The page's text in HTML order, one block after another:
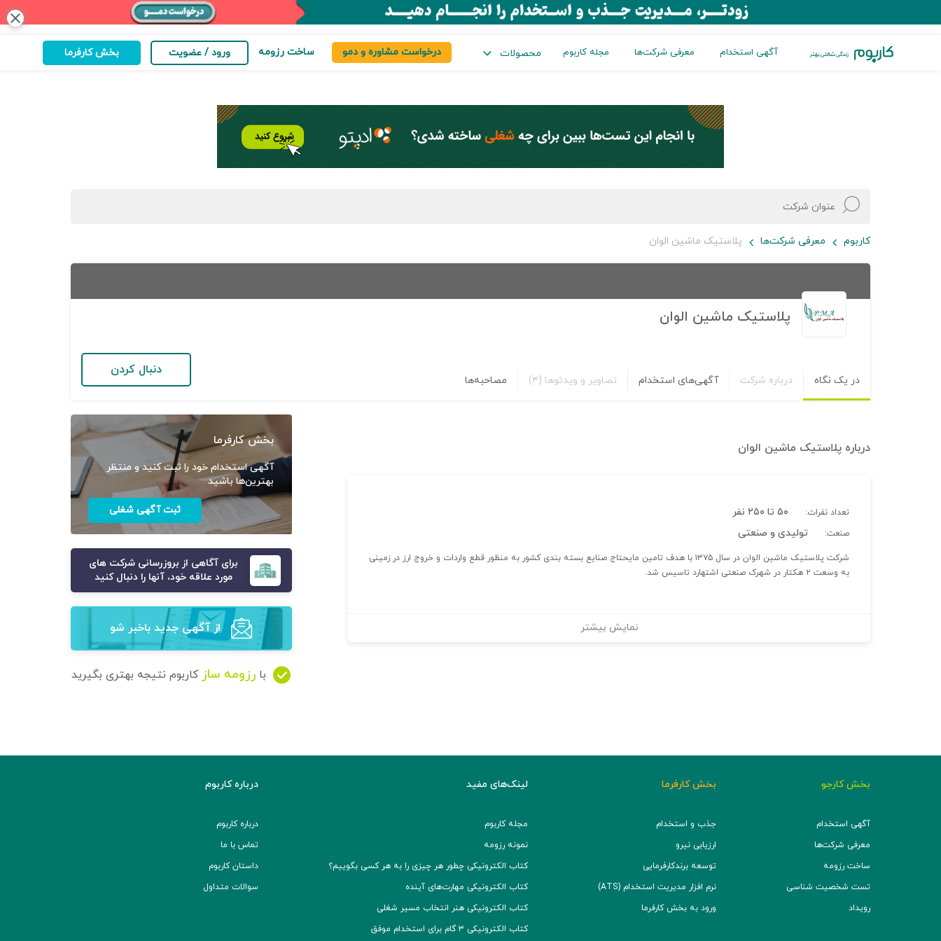
close
آگهی استخدام معرفی شرکت‌ها مجله کاربوم محصولات درخواست مشاوره و دمو ساخت رزومه ورود / عضویت بخش کارفرما
کاربوم معرفی شرکت‌ها پلاستیک ماشین الوان
پلاستیک ماشین الوان
در یک نگاه درباره شرکت آگهی‌های استخدام تصاویر و ویدئوها (۴) مصاحبه‌ها
دنبال کردن
درباره پلاستیک ماشین الوان
تعداد نفرات: ۵۰ تا ۲۵۰ نفر
صنعت: تولیدی و صنعتی
شرکت پلاستیک ماشین الوان در سال ۱۳۷۵ با هدف تامین مایحتاج صنایع بسته بندی کشور به منظور قطع واردات و خروج ارز در زمینی
به وسعت ۲ هکتار در شهرک صنعتی اشتهارد تاسیس شد.
نمایش بیشتر
بخش کارفرما
آگهی استخدام خود را ثبت کنید و منتظر
بهترین‌ها باشید
ثبت آگهی شغلی
برای آگاهی از بروزرسانی شرکت های
مورد علاقه خود، آنها را دنبال کنید
از آگهی‌ جدید باخبر شو
با رزومه ساز کاربوم نتیجه بهتری بگیرید
بخش کارجو
آگهی استخدام
معرفی شرکت‌ها
ساخت رزومه
تست شخصیت شناسی
رویداد
بخش کارفرما
جذب و استخدام
ارزیابی نیرو
توسعه برند‌کارفرمایی
نرم افزار مدیریت استخدام (ATS)
ورود به بخش کارفرما
لینک‌های مفید
مجله کاربوم
نمونه رزومه
کتاب الکترونیکی چطور هر چیزی را به هر کسی بگوییم؟
کتاب الکترونیکی مهارت‌های آینده
کتاب الکترونیکی هنر انتخاب مسیر شغلی
کتاب الکترونیکی ۳ گام برای استخدام موفق
درباره کاربوم
درباره کاربوم
تماس با ما
داستان کاربوم
سوالات متداول